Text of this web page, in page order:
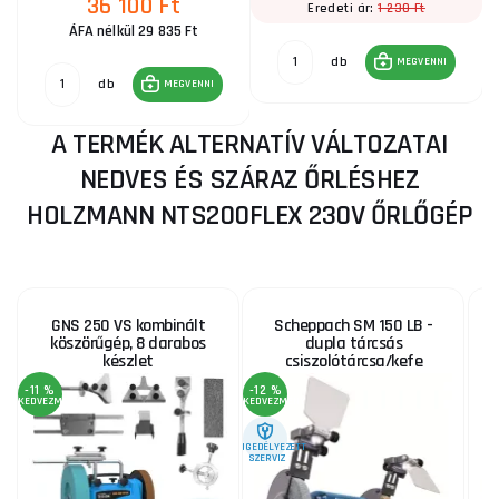
36 100 Ft
ÁFA nélkül 29 835 Ft
db MEGVENNI
Eredeti ár:1 230 Ft
db MEGVENNI
A TERMÉK ALTERNATÍV VÁLTOZATAI
NEDVES ÉS SZÁRAZ ŐRLÉSHEZ
HOLZMANN NTS200FLEX 230V ŐRLŐGÉP
GNS 250 VS kombinált
köszörűgép, 8 darabos
készlet
-11 %
KEDVEZMÉNY
Scheppach SM 150 LB -
dupla tárcsás
csiszolótárcsa/kefe
-12 %
KEDVEZMÉNY
ENGEDÉLYEZETT
SZERVIZ